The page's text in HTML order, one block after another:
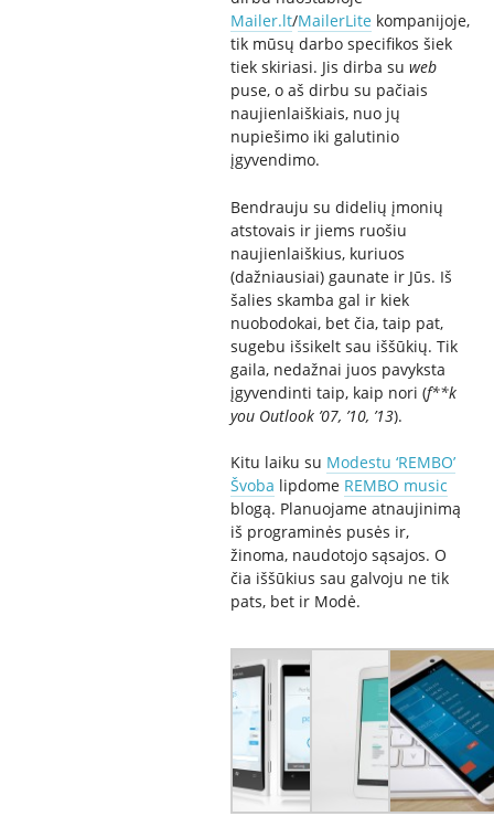
Mailer.lt/MailerLitekompanijoje,
tik mūsų darbo specifikos šiek
tiek skiriasi. Jis dirba su web
puse, o aš dirbu su pačiais
naujienlaiškiais, nuo jų
nupiešimo iki galutinio
įgyvendimo.
Bendrauju su didelių įmonių
atstovais ir jiems ruošiu
naujienlaiškius, kuriuos
(dažniausiai) gaunate ir Jūs. Iš
šalies skamba gal ir kiek
nuobodokai, bet čia, taip pat,
sugebu išsikelt sau iššūkių. Tik
gaila, nedažnai juos pavyksta
įgyvendinti taip, kaip nori (f**k
you Outlook ’07, ’10, ’13).
Kitu laiku su Modestu ‘REMBO’
Švoba lipdome REMBO music
blogą. Planuojame atnaujinimą
iš programinės pusės ir,
žinoma, naudotojo sąsajos. O
čia iššūkius sau galvoju ne tik
pats, bet ir Modė.